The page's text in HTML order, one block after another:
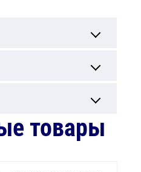
товары